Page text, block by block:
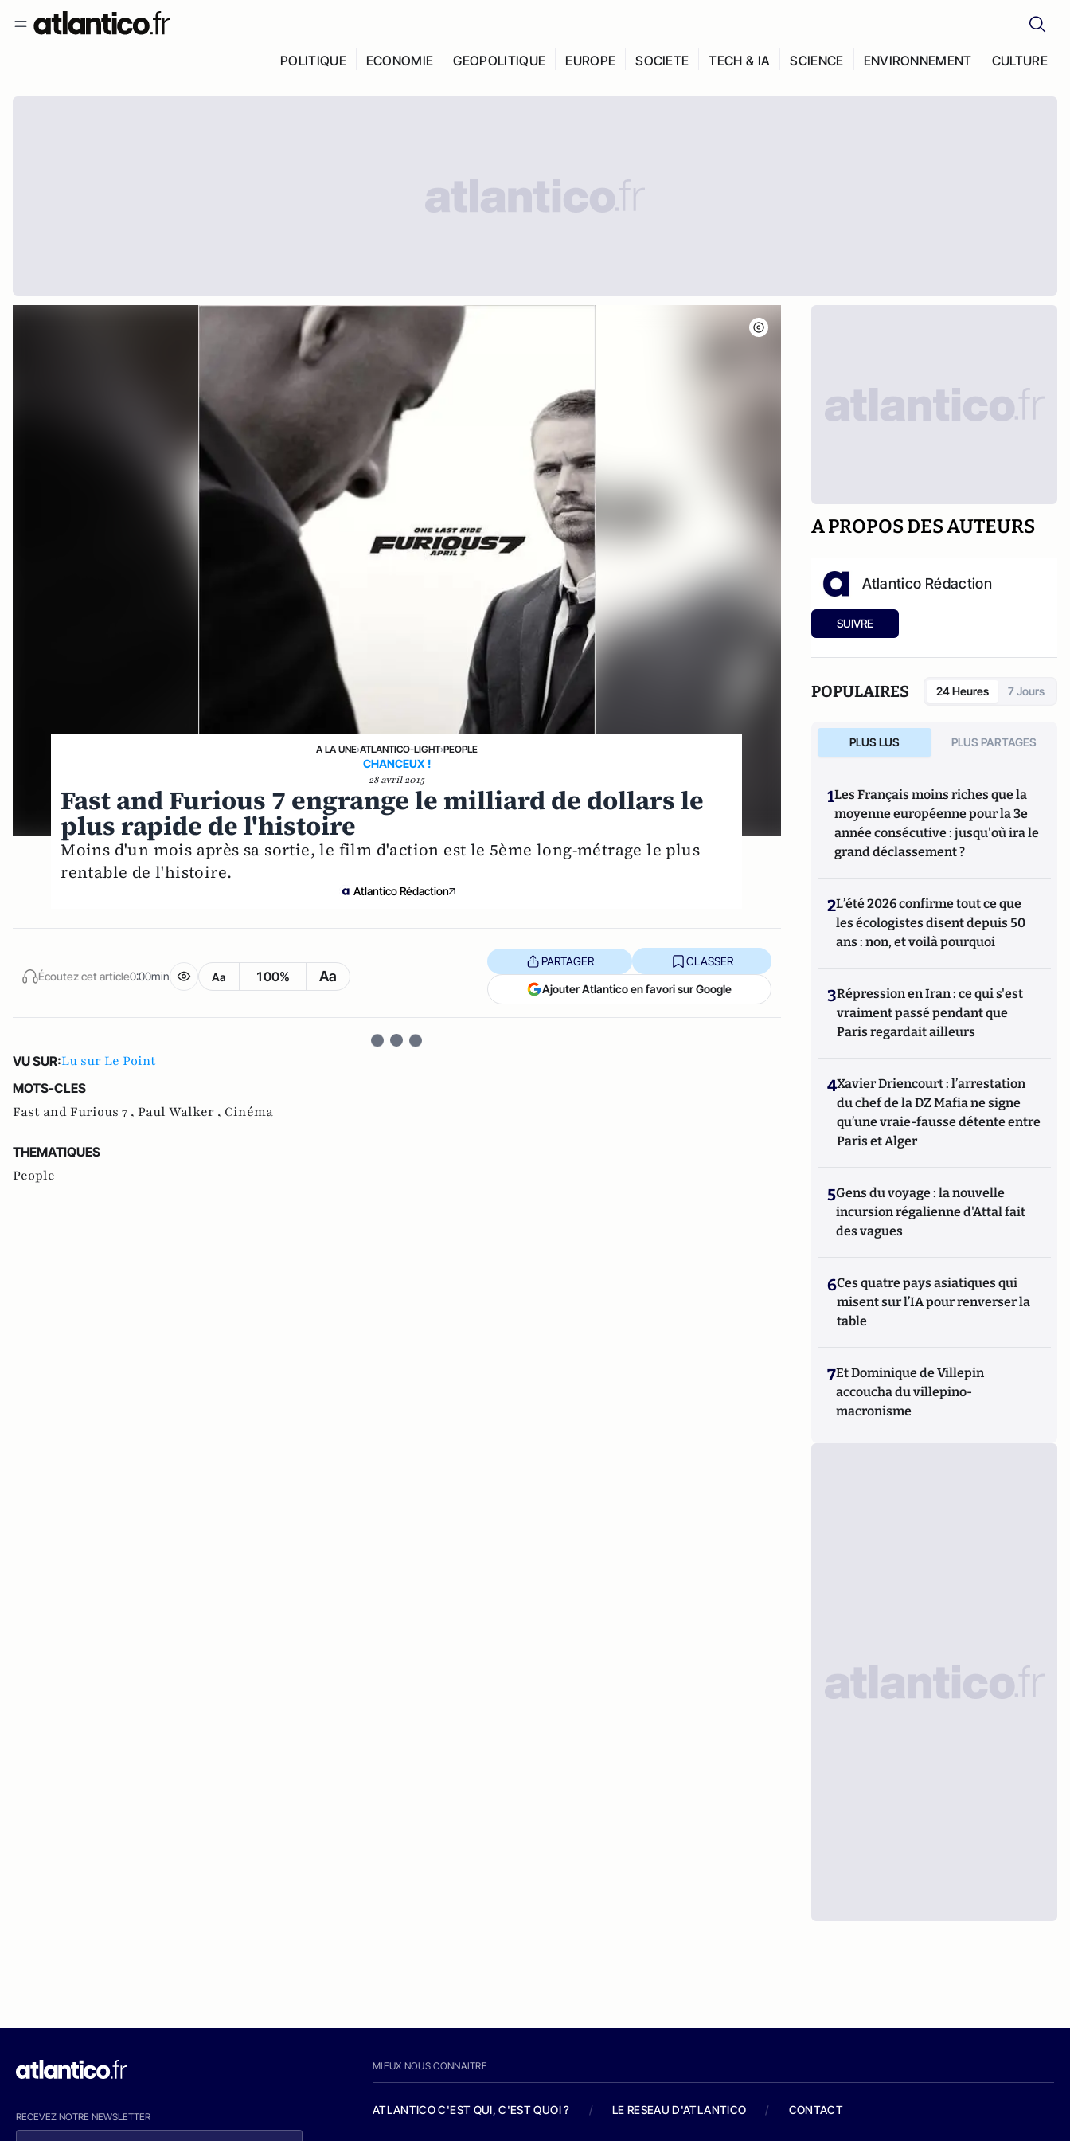
POLITIQUE ECONOMIE GEOPOLITIQUE EUROPE SOCIETE TECH & IA SCIENCE ENVIRONNEMENT CULTURE
A LA UNE›ATLANTICO-LIGHT›PEOPLE
CHANCEUX !
28 avril 2015
Fast and Furious 7 engrange le milliard de dollars le
plus rapide de l'histoire
Moins d'un mois après sa sortie, le film d'action est le 5ème long-métrage le plus
rentable de l'histoire.
Atlantico Rédaction
Écoutez cet article0:00min Aa 100% Aa
PARTAGER CLASSER
Ajouter Atlantico en favori sur Google
VU SUR:Lu sur Le Point
MOTS-CLES
Fast and Furious 7 , Paul Walker , Cinéma
THEMATIQUES
People
A PROPOS DES AUTEURS
Atlantico Rédaction
SUIVRE
POPULAIRES 24 Heures 7 Jours
PLUS LUS PLUS PARTAGES
1Les Français moins riches que la
moyenne européenne pour la 3e
année consécutive : jusqu'où ira le
grand déclassement ?
2L’été 2026 confirme tout ce que
les écologistes disent depuis 50
ans : non, et voilà pourquoi
3Répression en Iran : ce qui s'est
vraiment passé pendant que
Paris regardait ailleurs
4Xavier Driencourt : l’arrestation
du chef de la DZ Mafia ne signe
qu’une vraie-fausse détente entre
Paris et Alger
5Gens du voyage : la nouvelle
incursion régalienne d'Attal fait
des vagues
6Ces quatre pays asiatiques qui
misent sur l’IA pour renverser la
table
7Et Dominique de Villepin
accoucha du villepino-
macronisme
RECEVEZ NOTRE NEWSLETTER
MIEUX NOUS CONNAITRE
ATLANTICO C'EST QUI, C'EST QUOI ? / LE RESEAU D'ATLANTICO / CONTACT